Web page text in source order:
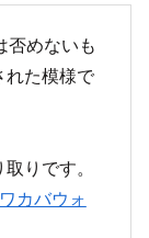
めないも
た模様で